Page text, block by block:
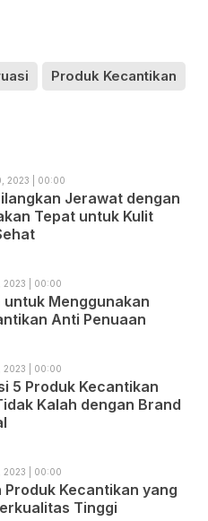
Produk Kecantikan
2023 | 00:00
Jerawat dengan
Tepat untuk Kulit
2023 | 00:00
untuk Menggunakan
Anti Penuaan
2023 | 00:00
5 Produk Kecantikan
Kalah dengan Brand
2023 | 00:00
Produk Kecantikan yang
Tinggi